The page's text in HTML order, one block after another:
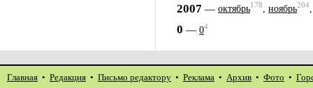
2007 — октябрь178, ноябрь204
0 — 04
Главная • Редакция • Письмо редактору • Реклама • Архив • Фото •